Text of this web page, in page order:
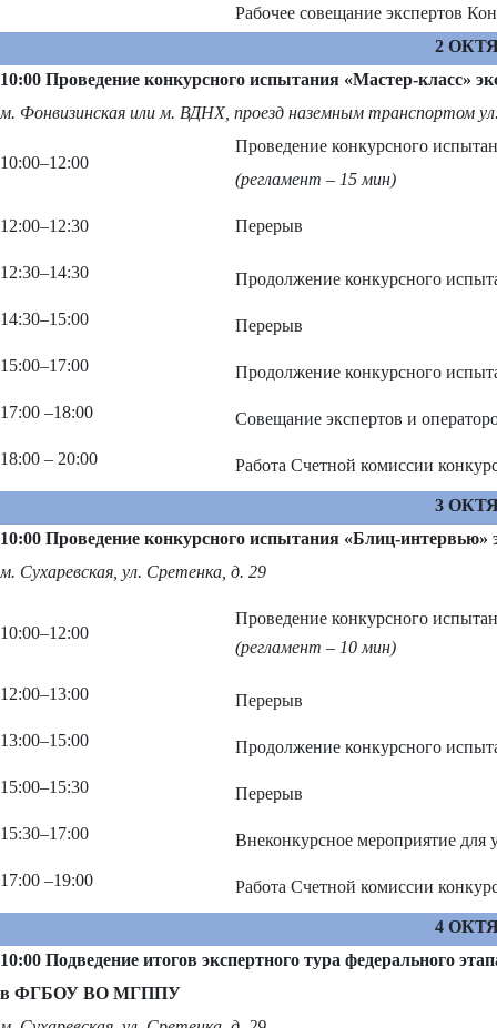
Рабочее совещание экспертов
2
10:00 Проведение конкурсного испытания «Мастер-класс»
м. Фонвизинская или м. ВДНХ, проезд наземным транспортом
10:00–12:00
Проведение конкурсного
(регламент – 15 мин)
12:00–12:30 Перерыв
12:30–14:30 Продолжение конкурсного
14:30–15:00 Перерыв
15:00–17:00 Продолжение конкурсного
17:00 –18:00 Совещание экспертов и
18:00 – 20:00 Работа Счетной комиссии
3
10:00 Проведение конкурсного испытания «Блиц-
м. Сухаревская, ул. Сретенка, д. 29
10:00–12:00
Проведение конкурсного
(регламент – 10 мин)
12:00–13:00 Перерыв
13:00–15:00 Продолжение конкурсного
15:00–15:30 Перерыв
15:30–17:00 Внеконкурсное мероприятие для
17:00 –19:00 Работа Счетной комиссии
4
10:00 Подведение итогов экспертного тура федерального
в ФГБОУ ВО МГППУ